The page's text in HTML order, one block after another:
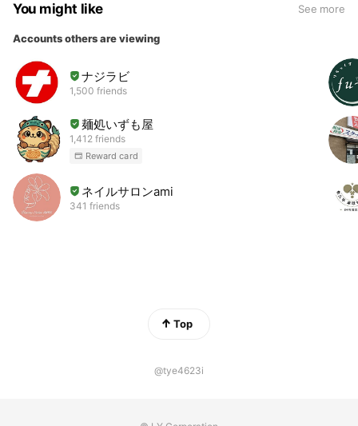
You might like See more
Accounts others are viewing
ナジラビ
1,500 friends
麺処いずも屋
1,412 friends
Reward card
ネイルサロンami
341 friends
Top
@tye4623i